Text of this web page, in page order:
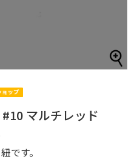
マルチレッド
です。